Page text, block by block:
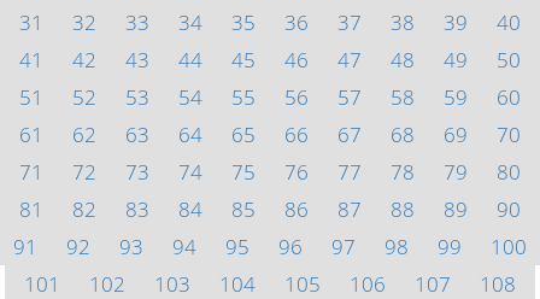
31
32 33 34 35 36 37 38 39
40
41
42 43 44 45 46 47 48 49
50
51
52 53 54 55 56 57 58 59
60
61
62 63 64 65 66 67 68 69
70
71
72 73 74 75 76 77 78 79
80
81
82 83 84 85 86 87 88 89
90
91
92 93 94 95 96 97 98 99
100
101
102 103 104 105 106 107
108